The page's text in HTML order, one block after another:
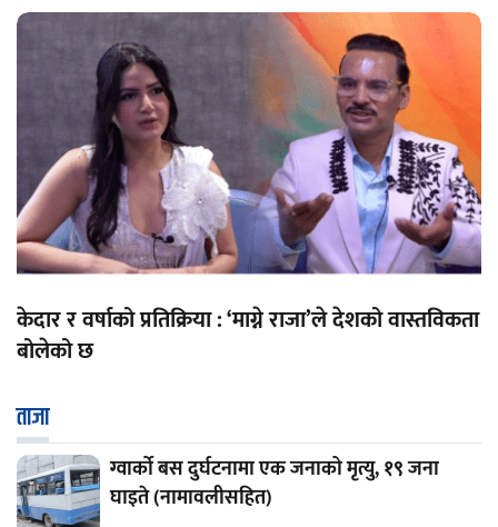
केदार र वर्षाको प्रतिक्रिया : ‘माग्ने राजा’ले देशको वास्तविकता
बोलेको छ
ताजा
ग्वार्को बस दुर्घटनामा एक जनाको मृत्यु, १९ जना
घाइते (नामावलीसहित)